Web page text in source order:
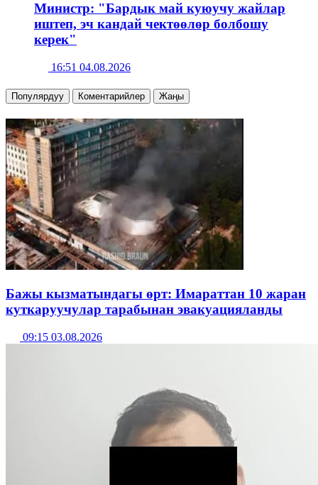
Министр: "Бардык май куюучу жайлар
иштеп, эч кандай чектөөлөр болбошу
керек"
16:51 04.08.2026
Популярдуу Коментарийлер Жаңы
Бажы кызматындагы өрт: Имараттан 10 жаран
куткаруучулар тарабынан эвакуацияланды
09:15 03.08.2026